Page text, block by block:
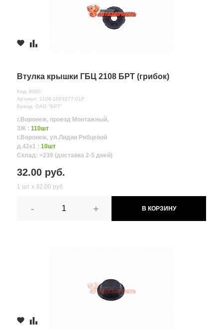
Втулка крышки ГБЦ 2108 БРТ (грибок)
Код: 8000
Артикул: 2108-1003277-01Р
Бренд: ОАО "БРТ"
г.Воронеж, проезд Монтажный,
3Ж : 110шт
г.Воронеж, ул.Лидии Рябцевой
д.42к1 : 10шт
Склад: >239 (доставка 2-5 дней)
32.00 руб.
1 шт х 32.00 руб.
- + В КОРЗИНУ